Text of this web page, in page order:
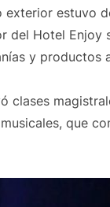
exterior estuvo
del Hotel Enjoy
y productos
clases
que